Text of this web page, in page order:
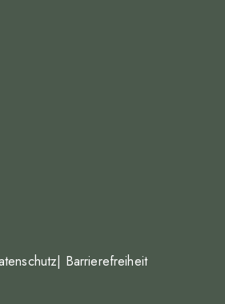
| Barrierefreiheit